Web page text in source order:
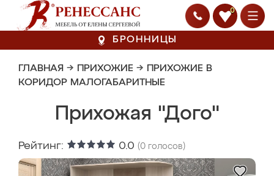
0
БРОННИЦЫ
ГЛАВНАЯ → ПРИХОЖИЕ → ПРИХОЖИЕ В
КОРИДОР МАЛОГАБАРИТНЫЕ
Прихожая "Дого"
Рейтинг: 0.0 (0 голосов)